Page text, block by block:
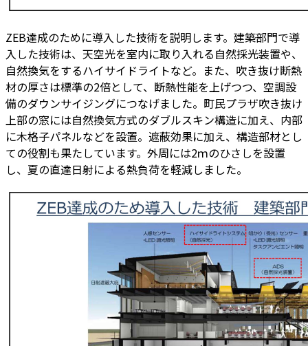
ZEB達成のために導入した技術を説明します。建築部門で導
入した技術は、天空光を室内に取り入れる自然採光装置や、
自然換気をするハイサイドライトなど。また、吹き抜け断熱
材の厚さは標準の2倍として、断熱性能を上げつつ、空調設
備のダウンサイジングにつなげました。町民プラザ吹き抜け
上部の窓には自然換気方式のダブルスキン構造に加え、内部
に木格子パネルなどを設置。遮蔽効果に加え、構造部材とし
ての役割も果たしています。外周には2ｍのひさしを設置
し、夏の直達日射による熱負荷を軽減しました。